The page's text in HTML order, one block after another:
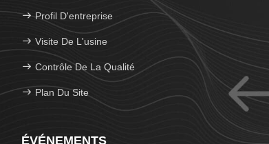
Profil D'entreprise
Visite De L'usine
Contrôle De La Qualité
Plan Du Site
ÉVÉNEMENTS